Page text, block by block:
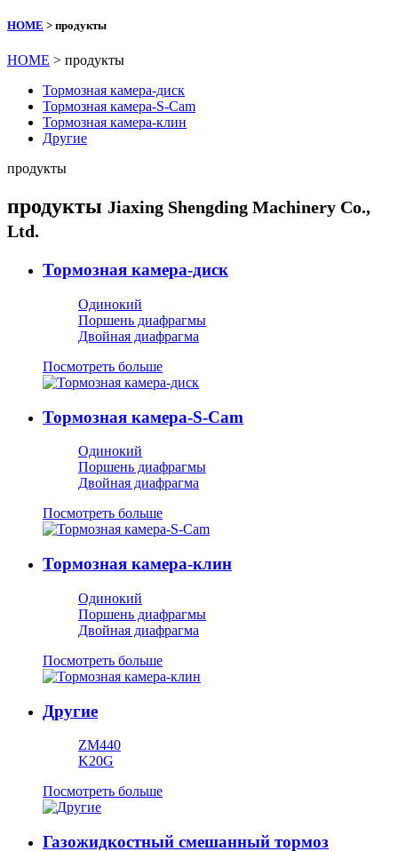
HOME > продукты
HOME > продукты
Тормозная камера-диск
Тормозная камера-S-Cam
Тормозная камера-клин
Другие
продукты
продукты Jiaxing Shengding Machinery Co.,
Ltd.
Тормозная камера-диск
Одинокий
Поршень диафрагмы
Двойная диафрагма
Посмотреть больше
Тормозная камера-S-Cam
Одинокий
Поршень диафрагмы
Двойная диафрагма
Посмотреть больше
Тормозная камера-клин
Одинокий
Поршень диафрагмы
Двойная диафрагма
Посмотреть больше
Другие
ZM440
K20G
Посмотреть больше
Газожидкостный смешанный тормоз